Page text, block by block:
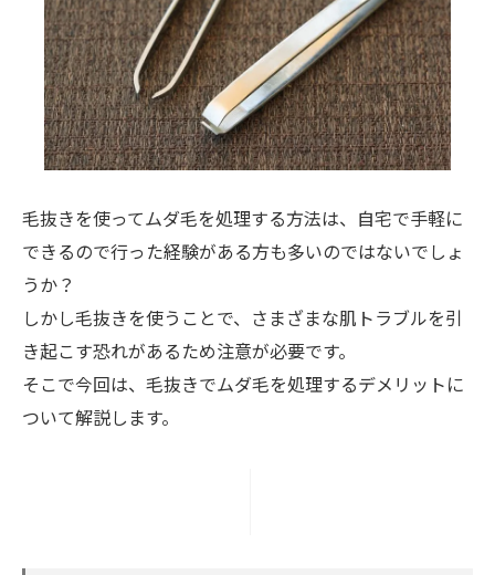
毛抜きを使ってムダ毛を処理する方法は、自宅で手軽に
できるので行った経験がある方も多いのではないでしょ
うか？
しかし毛抜きを使うことで、さまざまな肌トラブルを引
き起こす恐れがあるため注意が必要です。
そこで今回は、毛抜きでムダ毛を処理するデメリットに
ついて解説します。